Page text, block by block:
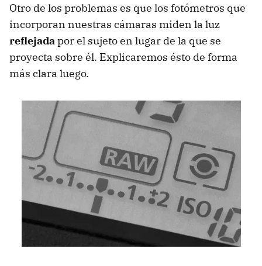
Otro de los problemas es que los fotómetros que
incorporan nuestras cámaras miden la luz
reflejadapor el sujeto en lugar de la que se
proyecta sobre él. Explicaremos ésto de forma
más clara luego.